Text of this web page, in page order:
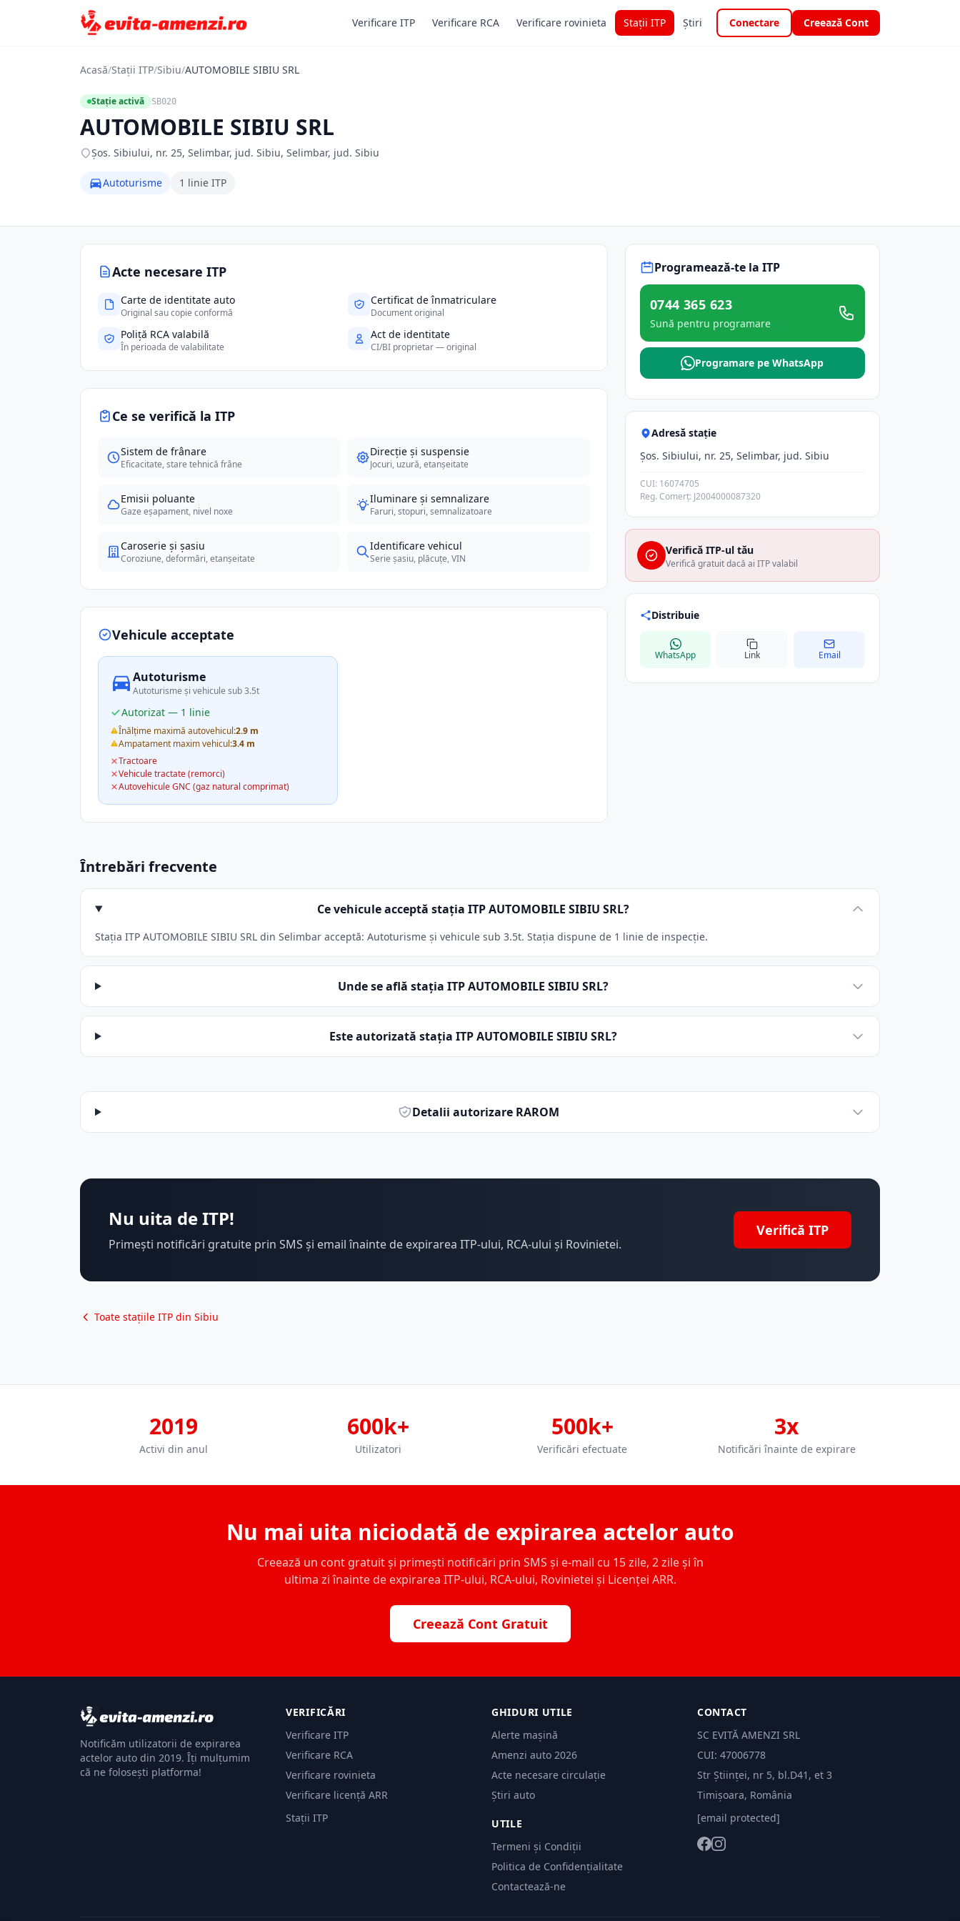
Verificare ITP Verificare RCA Verificare rovinieta Stații ITP Știri Conectare Creează Cont
Acasă/Stații ITP/Sibiu/AUTOMOBILE SIBIU SRL
Stație activă SB020
AUTOMOBILE SIBIU SRL
Şos. Sibiului, nr. 25, Selimbar, jud. Sibiu, Selimbar, jud. Sibiu
Autoturisme 1 linie ITP
Acte necesare ITP
Carte de identitate auto
Original sau copie conformă
Certificat de înmatriculare
Document original
Poliță RCA valabilă
În perioada de valabilitate
Act de identitate
CI/BI proprietar — original
Ce se verifică la ITP
Sistem de frânare
Eficacitate, stare tehnică frâne
Direcție și suspensie
Jocuri, uzură, etanșeitate
Emisii poluante
Gaze eșapament, nivel noxe
Iluminare și semnalizare
Faruri, stopuri, semnalizatoare
Caroserie și șasiu
Coroziune, deformări, etanșeitate
Identificare vehicul
Serie șasiu, plăcuțe, VIN
Vehicule acceptate
Autoturisme
Autoturisme și vehicule sub 3.5t
Autorizat — 1 linie
Înălțime maximă autovehicul:2.9 m
Ampatament maxim vehicul:3.4 m
Tractoare
Vehicule tractate (remorci)
Autovehicule GNC (gaz natural comprimat)
Programează-te la ITP
0744 365 623
Sună pentru programare
Programare pe WhatsApp
Adresă stație
Şos. Sibiului, nr. 25, Selimbar, jud. Sibiu
CUI: 16074705
Reg. Comerț: J2004000087320
Verifică ITP-ul tău
Verifică gratuit dacă ai ITP valabil
Distribuie
WhatsApp Link Email
Întrebări frecvente
Ce vehicule acceptă stația ITP AUTOMOBILE SIBIU SRL?
Stația ITP AUTOMOBILE SIBIU SRL din Selimbar acceptă: Autoturisme și vehicule sub 3.5t. Stația dispune de 1 linie de inspecție.
Unde se află stația ITP AUTOMOBILE SIBIU SRL?
Este autorizată stația ITP AUTOMOBILE SIBIU SRL?
Detalii autorizare RAROM
Nu uita de ITP!
Primești notificări gratuite prin SMS și email înainte de expirarea ITP-ului, RCA-ului și Rovinietei.
Verifică ITP
Toate stațiile ITP din Sibiu
2019
Activi din anul
600k+
Utilizatori
500k+
Verificări efectuate
3x
Notificări înainte de expirare
Nu mai uita niciodată de expirarea actelor auto
Creează un cont gratuit și primești notificări prin SMS și e-mail cu 15 zile, 2 zile și în
ultima zi înainte de expirarea ITP-ului, RCA-ului, Rovinietei și Licenței ARR.
Creează Cont Gratuit
Notificăm utilizatorii de expirarea
actelor auto din 2019. Îți mulțumim
că ne folosești platforma!
VERIFICĂRI
Verificare ITP
Verificare RCA
Verificare rovinieta
Verificare licență ARR
Stații ITP
GHIDURI UTILE
Alerte mașină
Amenzi auto 2026
Acte necesare circulație
Știri auto
UTILE
Termeni și Condiții
Politica de Confidențialitate
Contactează-ne
CONTACT
SC EVITĂ AMENZI SRL
CUI: 47006778
Str Științei, nr 5, bl.D41, et 3
Timișoara, România
[email protected]